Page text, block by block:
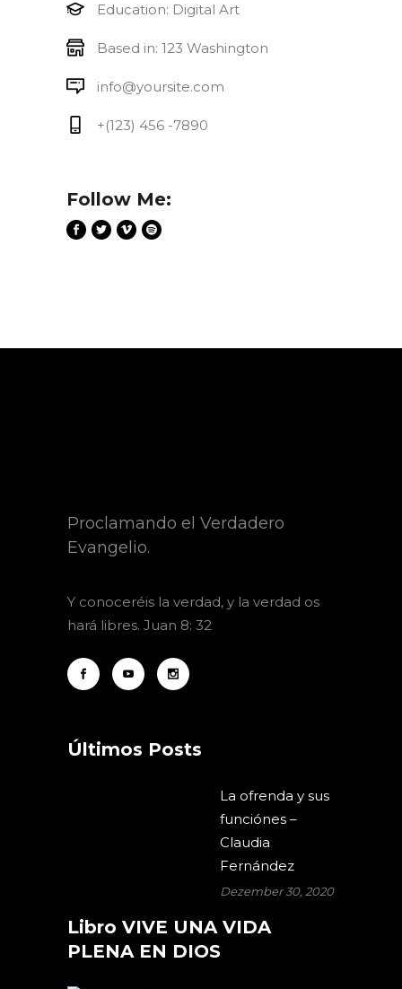
Education: Digital Art
Based in: 123 Washington
info@yoursite.com
+(123) 456 -7890
Follow Me:
Proclamando el Verdadero
Evangelio.
Y conoceréis la verdad, y la verdad os
hará libres. Juan 8: 32
Últimos Posts
La ofrenda y sus
funciónes –
Claudia
Fernández
Dezember 30, 2020
Libro VIVE UNA VIDA
PLENA EN DIOS